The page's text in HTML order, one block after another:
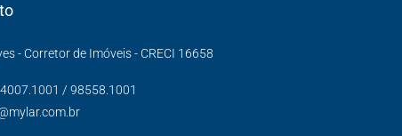
- Corretor de Imóveis - CRECI 16658
/ 98558.1001